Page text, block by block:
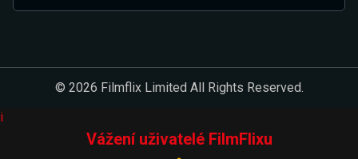
© 2026 Filmflix Limited All Rights Reserved.
i
Vážení uživatelé FilmFlixu